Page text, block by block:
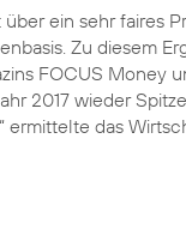
ein sehr faires
Zu diesem
FOCUS Money
2017 wieder
ermittelte das